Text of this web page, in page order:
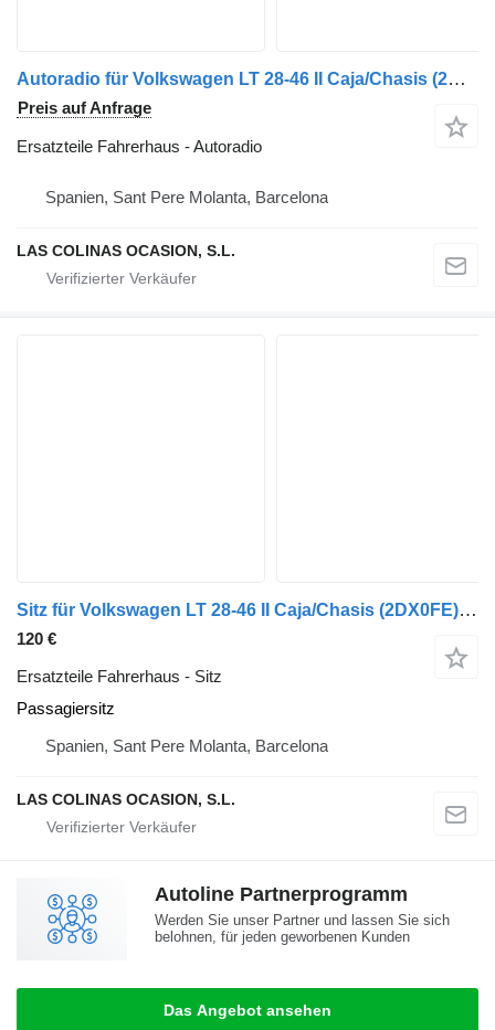
Autoradio für Volkswagen LT 28-46 II Caja/Chasis (2DX0FE) LKW
Preis auf Anfrage
Ersatzteile Fahrerhaus - Autoradio
Spanien, Sant Pere Molanta, Barcelona
LAS COLINAS OCASION, S.L.
Sitz für Volkswagen LT 28-46 II Caja/Chasis (2DX0FE) LKW
120 €
Ersatzteile Fahrerhaus - Sitz
Passagiersitz
Spanien, Sant Pere Molanta, Barcelona
LAS COLINAS OCASION, S.L.
Autoline Partnerprogramm
Werden Sie unser Partner und lassen Sie sich
belohnen, für jeden geworbenen Kunden
Das Angebot ansehen